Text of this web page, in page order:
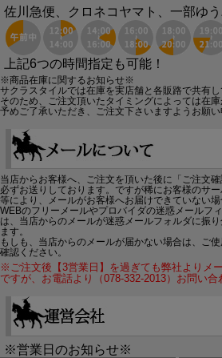
佐川急便、クロネコヤマト、一部ゆ
上記6つの時間指定も可能！
※商品在庫に関するお知らせ※
サクラスタイルでは在庫を実店舗と各販路で共有し
そのため、ご注文頂いたタイミングによっては在庫
予めご了承いただき、ご注文下さいますようお願い
当店からお客様へ、ご注文を頂いた後に「ご注文
必ずお送りしております。ですが稀にお客様のサ
等により、メールがお客様へお届けできていない場
WEBのフリーメールやプロバイダの迷惑メールフ
は、当店からのメールが迷惑メールフォルダに振
ます。
もしも、当店からのメールが届かない場合は、ご
確認ください。
※ご注文後【3営業日】を過ぎても弊社よりメ
ですが、お電話より（078-332-2013）お問い合
※営業日のお知らせ※